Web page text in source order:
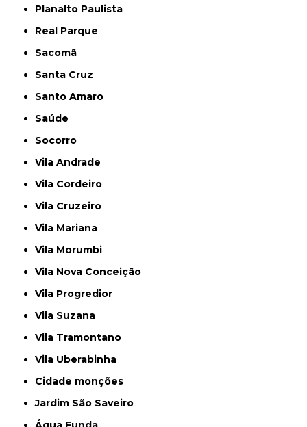
Planalto Paulista
Real Parque
Sacomã
Santa Cruz
Santo Amaro
Saúde
Socorro
Vila Andrade
Vila Cordeiro
Vila Cruzeiro
Vila Mariana
Vila Morumbi
Vila Nova Conceição
Vila Progredior
Vila Suzana
Vila Tramontano
Vila Uberabinha
cidade monções
jardim São Saveiro